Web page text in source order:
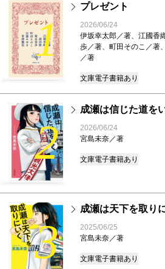
1
プレゼント
2026/06/24
伊坂幸太郎／著、江國香
歩／著、町田そのこ／著
／著
文庫電子書籍あり
2
成瀬は信じた道を
2026/06/24
宮島未奈／著
文庫電子書籍あり
3
成瀬は天下を取り
2025/06/25
宮島未奈／著
文庫電子書籍あり